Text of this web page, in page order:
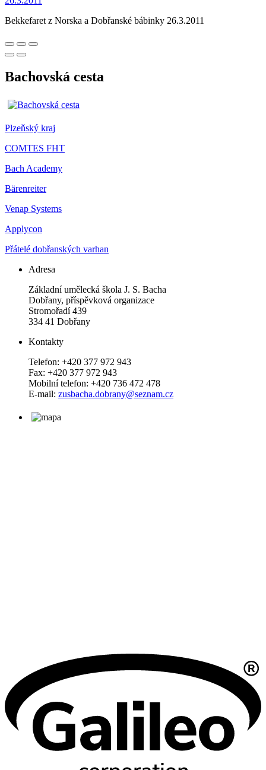
Bekkefaret z Norska a Dobřanské bábinky 26.3.2011
Bachovská cesta
Plzeňský kraj
COMTES FHT
Bach Academy
Bärenreiter
Venap Systems
Applycon
Přátelé dobřanských varhan
Adresa
Základní umělecká škola J. S. Bacha
Dobřany, příspěvková organizace
Stromořadí 439
334 41 Dobřany
Kontakty
Telefon: +420 377 972 943
Fax: +420 377 972 943
Mobilní telefon: +420 736 472 478
E-mail: zusbacha.dobrany@seznam.cz